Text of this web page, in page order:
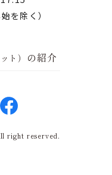
を除く）
ト） の紹介
right reserved.